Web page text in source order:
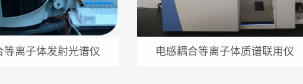
等离子体发射光谱仪 电感耦合等离子体质谱联用仪